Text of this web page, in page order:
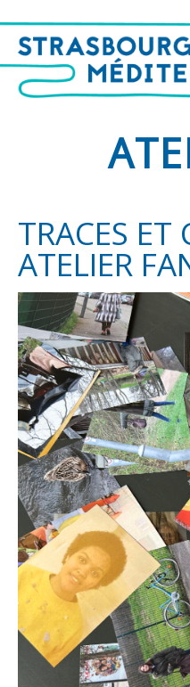
TRACES ET
ATELIER